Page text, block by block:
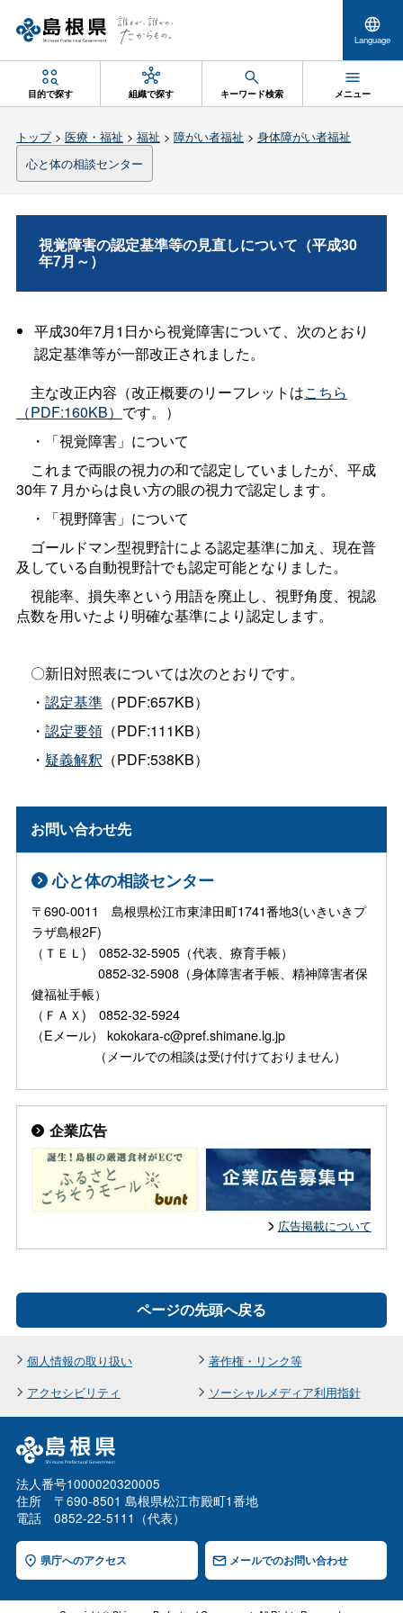
Language
目的で探す 組織で探す キーワード検索 メニュー
トップ> 医療・福祉 > 福祉 > 障がい者福祉 > 身体障がい者福祉
心と体の相談センター
視覚障害の認定基準等の見直しについて（平成30
年7月～）
平成30年7月1日から視覚障害について、次のとおり
認定基準等が一部改正されました。
主な改正内容（改正概要のリーフレットはこちら
（PDF:160KB） です。）
・「視覚障害」について
これまで両眼の視力の和で認定していましたが、平成
30年７月からは良い方の眼の視力で認定します。
・「視野障害」について
ゴールドマン型視野計による認定基準に加え、現在普
及している自動視野計でも認定可能となりました。
視能率、損失率という用語を廃止し、視野角度、視認
点数を用いたより明確な基準により認定します。
〇新旧対照表については次のとおりです。
・ 認定基準（PDF:657KB）
・ 認定要領（PDF:111KB）
・ 疑義解釈 （PDF:538KB）
お問い合わせ先
心と体の相談センター
〒690-0011 島根県松江市東津田町1741番地3(いきいきプ
ラザ島根2F)
（ＴＥＬ) 0852-32-5905（代表、療育手帳）
0852-32-5908（身体障害者手帳、精神障害者保
健福祉手帳）
（ＦＡＸ) 0852-32-5924
（Eメール） kokokara-c@pref.shimane.lg.jp
（メールでの相談は受け付けておりません）
企業広告
広告掲載について
ページの先頭へ戻る
個人情報の取り扱い
著作権・リンク等
アクセシビリティ
ソーシャルメディア利用指針
法人番号1000020320005
住所 〒690-8501 島根県松江市殿町1番地
電話 0852-22-5111（代表）
県庁へのアクセス メールでのお問い合わせ